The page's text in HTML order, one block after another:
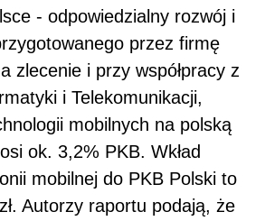
- odpowiedzialny rozwój i
przez firmę
zlecenie i przy współpracy z
i Telekomunikacji,
mobilnych na polską
ok. 3,2% PKB. Wkład
mobilnej do PKB Polski to
Autorzy raportu podają, że